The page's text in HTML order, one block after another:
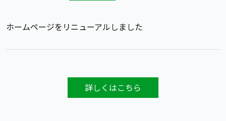
ホームページをリニューアルしました
詳しくはこちら